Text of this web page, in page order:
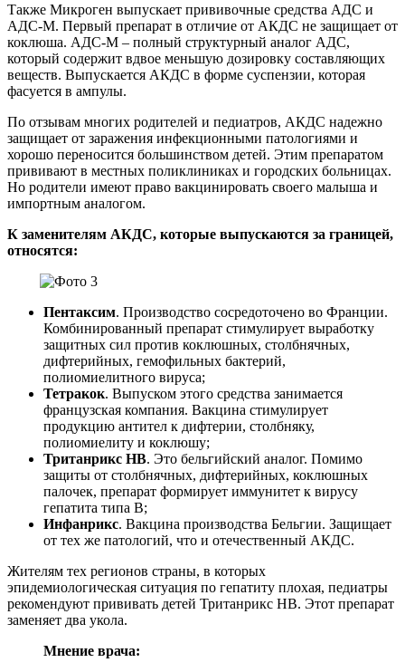
Также Микроген выпускает прививочные средства АДС и
АДС-М. Первый препарат в отличие от АКДС не защищает от
коклюша. АДС-М – полный структурный аналог АДС,
который содержит вдвое меньшую дозировку составляющих
веществ. Выпускается АКДС в форме суспензии, которая
фасуется в ампулы.
По отзывам многих родителей и педиатров, АКДС надежно
защищает от заражения инфекционными патологиями и
хорошо переносится большинством детей. Этим препаратом
прививают в местных поликлиниках и городских больницах.
Но родители имеют право вакцинировать своего малыша и
импортным аналогом.
К заменителям АКДС, которые выпускаются за границей,
относятся:
Пентаксим. Производство сосредоточено во Франции.
Комбинированный препарат стимулирует выработку
защитных сил против коклюшных, столбнячных,
дифтерийных, гемофильных бактерий,
полиомиелитного вируса;
Тетракок. Выпуском этого средства занимается
французская компания. Вакцина стимулирует
продукцию антител к дифтерии, столбняку,
полиомиелиту и коклюшу;
Тританрикс НВ. Это бельгийский аналог. Помимо
защиты от столбнячных, дифтерийных, коклюшных
палочек, препарат формирует иммунитет к вирусу
гепатита типа В;
Инфанрикс. Вакцина производства Бельгии. Защищает
от тех же патологий, что и отечественный АКДС.
Жителям тех регионов страны, в которых
эпидемиологическая ситуация по гепатиту плохая, педиатры
рекомендуют прививать детей Тританрикс НВ. Этот препарат
заменяет два укола.
Мнение врача: